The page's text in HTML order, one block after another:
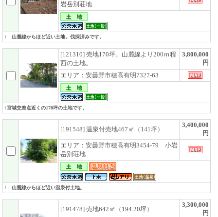
岩岳別荘地
↑ 山麓線からほど近い土地。伐採済みです。
[121310] 売地170坪。山麓線より200ｍ程
西の土地。
3,800,000
円
エリア：安曇野市穂高有明7327-63
↑宮城交差点近くの170坪の土地です。
[191548] 温泉付売地467㎡（141坪）
3,400,000
円
エリア：安曇野市穂高有明3454-79 小岩
岳別荘地
↑ 山麓線からほど近い温泉付土地。
[191478] 売地642㎡（194.20坪）
3,300,000
円